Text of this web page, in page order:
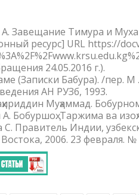
Завещание Тимура и
ресурс] URL https://
24.05.2016 г.).
(Записки Бабура). /пер.
АН РУЗб, 1993.
Муҳаммад.
Бобуршоҳ. Таржима ва
Правитель Индии,
2006. 23 февраля. №